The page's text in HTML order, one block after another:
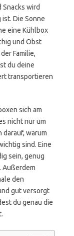
wird
Die Sonne
eine Kühlbox
und Obst
Familie,
du deine
transportieren
sich am
nicht nur um
darauf, warum
sind. Eine
sein, genug
Außerdem
den
gut versorgt
du genau die